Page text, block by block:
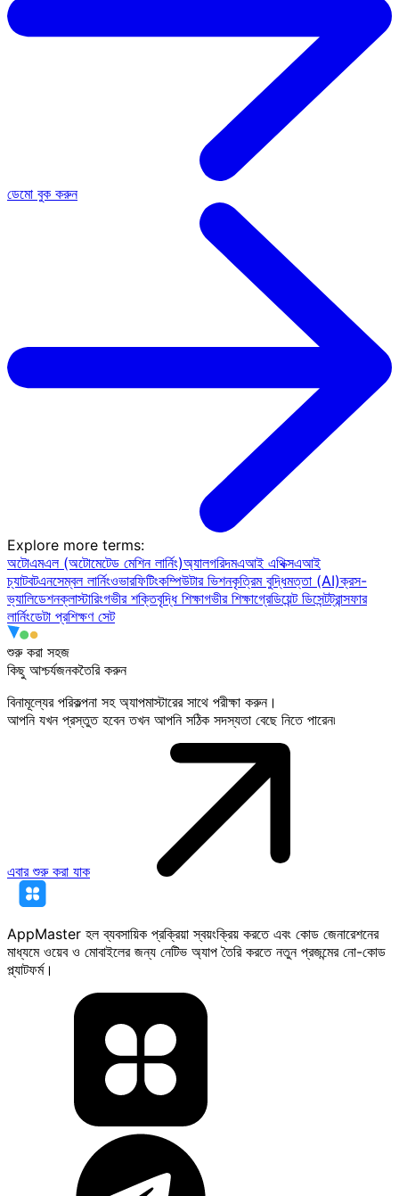
ডেমো বুক করুন
Explore more terms:
অটোএমএল (অটোমেটেড মেশিন লার্নিং)অ্যালগরিদমএআই এথিক্সএআই
চ্যাটবটএনসেম্বল লার্নিংওভারফিটিংকম্পিউটার ভিশনকৃত্রিম বুদ্ধিমত্তা (AI)ক্রস-
ভ্যালিডেশনক্লাস্টারিংগভীর শক্তিবৃদ্ধি শিক্ষাগভীর শিক্ষাগ্রেডিয়েন্ট ডিসেন্টট্রান্সফার
লার্নিংডেটা প্রশিক্ষণ সেট
শুরু করা সহজ
কিছু আশ্চর্যজনকতৈরি করুন
বিনামূল্যের পরিকল্পনা সহ অ্যাপমাস্টারের সাথে পরীক্ষা করুন।
আপনি যখন প্রস্তুত হবেন তখন আপনি সঠিক সদস্যতা বেছে নিতে পারেন৷
এবার শুরু করা যাক
AppMaster হল ব্যবসায়িক প্রক্রিয়া স্বয়ংক্রিয় করতে এবং কোড জেনারেশনের
মাধ্যমে ওয়েব ও মোবাইলের জন্য নেটিভ অ্যাপ তৈরি করতে নতুন প্রজন্মের নো-কোড
প্ল্যাটফর্ম।